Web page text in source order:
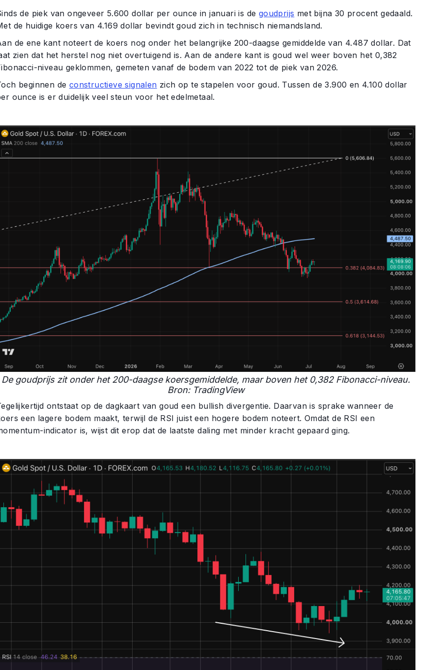
de piek van ongeveer 5.600 dollar per ounce in januari is de goudprijs met bijna 30 procent gedaald.
de huidige koers van 4.169 dollar bevindt goud zich in technisch niemandsland.
de ene kant noteert de koers nog onder het belangrijke 200-daagse gemiddelde van 4.487 dollar. Dat
zien dat het herstel nog niet overtuigend is. Aan de andere kant is goud wel weer boven het 0,382
niveau geklommen, gemeten vanaf de bodem van 2022 tot de piek van 2026.
beginnen de constructieve signalen zich op te stapelen voor goud. Tussen de 3.900 en 4.100 dollar
ounce is er duidelijk veel steun voor het edelmetaal.
De goudprijs zit onder het 200-daagse koersgemiddelde, maar boven het 0,382 Fibonacci-niveau.
Bron: TradingView
ontstaat op de dagkaart van goud een bullish divergentie. Daarvan is sprake wanneer de
een lagere bodem maakt, terwijl de RSI juist een hogere bodem noteert. Omdat de RSI een
indicator is, wijst dit erop dat de laatste daling met minder kracht gepaard ging.